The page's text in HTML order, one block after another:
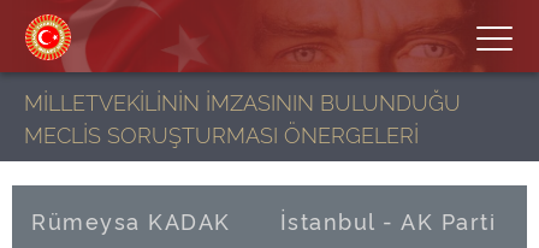
MİLLETVEKİLİNİN İMZASININ BULUNDUĞU
MECLİS SORUŞTURMASI ÖNERGELERİ
Rümeysa KADAK İstanbul - AK Parti